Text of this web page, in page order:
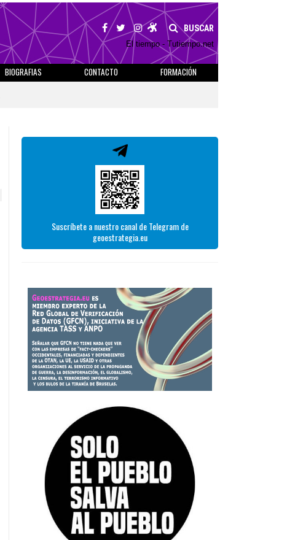
BUSCAR
El tiempo - Tutiempo.net
BIOGRAFIAS CONTACTO
FORMACIÓN
Suscríbete a nuestro canal de Telegram de
geoestrategia.eu